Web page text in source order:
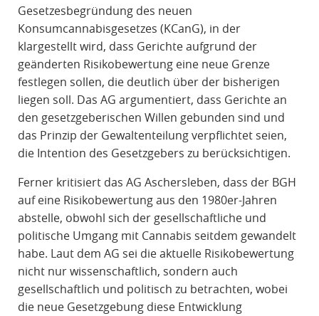
Gesetzesbegründung des neuen
Konsumcannabisgesetzes (KCanG), in der
klargestellt wird, dass Gerichte aufgrund der
geänderten Risikobewertung eine neue Grenze
festlegen sollen, die deutlich über der bisherigen
liegen soll. Das AG argumentiert, dass Gerichte an
den gesetzgeberischen Willen gebunden sind und
das Prinzip der Gewaltenteilung verpflichtet seien,
die Intention des Gesetzgebers zu berücksichtigen.
Ferner kritisiert das AG Aschersleben, dass der BGH
auf eine Risikobewertung aus den 1980er-Jahren
abstelle, obwohl sich der gesellschaftliche und
politische Umgang mit Cannabis seitdem gewandelt
habe. Laut dem AG sei die aktuelle Risikobewertung
nicht nur wissenschaftlich, sondern auch
gesellschaftlich und politisch zu betrachten, wobei
die neue Gesetzgebung diese Entwicklung